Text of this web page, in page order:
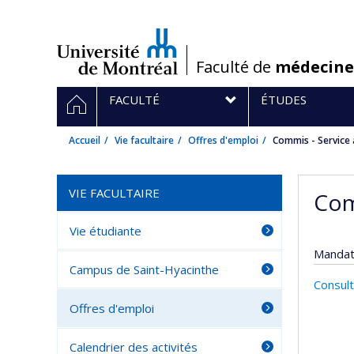
/Faculté de
Navigation
principale
ACCUEIL
FACULTÉ ÉTUDES
Accueil Vie facultaire Offres d'emploi Commis - Service
VIE FACULTAIRE
Vie étudiante
Campus de Saint-Hyacinthe
Offres d'emploi
Calendrier des activités